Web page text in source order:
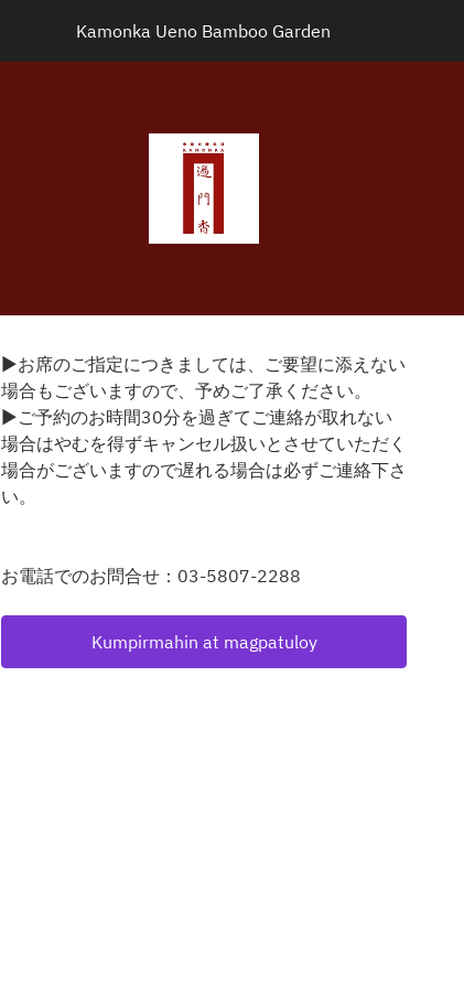
Kamonka Ueno Bamboo Garden
▶お席のご指定につきましては、ご要望に添えない
場合もございますので、予めご了承ください。
▶ご予約のお時間30分を過ぎてご連絡が取れない
場合はやむを得ずキャンセル扱いとさせていただく
場合がございますので遅れる場合は必ずご連絡下さ
い。
お電話でのお問合せ：03-5807-2288
Kumpirmahin at magpatuloy